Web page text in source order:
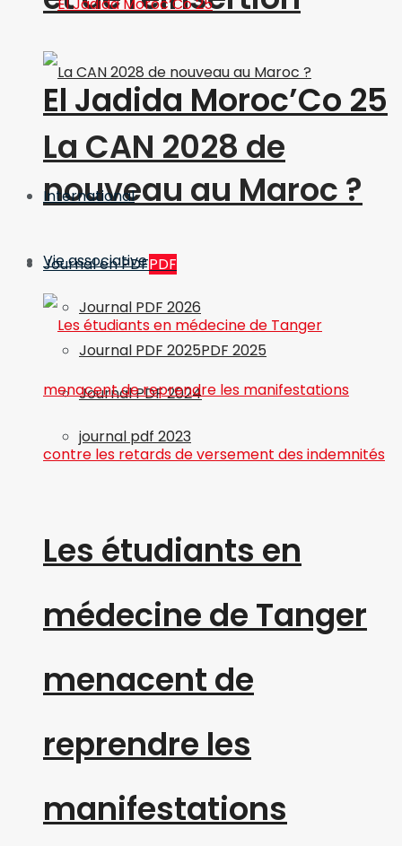
La CAN 2028 de
nouveau au Maroc ?
Journal en PDFPDF
Journal PDF 2026
Journal PDF 2025PDF 2025
Journal PDF 2024
journal pdf 2023
El Jadida Moroc’Co 25
International
Vie associative
Les étudiants en
médecine de Tanger
menacent de
reprendre les
manifestations